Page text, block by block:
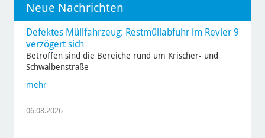
Neue Nachrichten
Defektes Müllfahrzeug: Restmüllabfuhr im Revier 9
verzögert sich
Betroffen sind die Bereiche rund um Krischer- und
Schwalbenstraße
mehr
06.08.2026